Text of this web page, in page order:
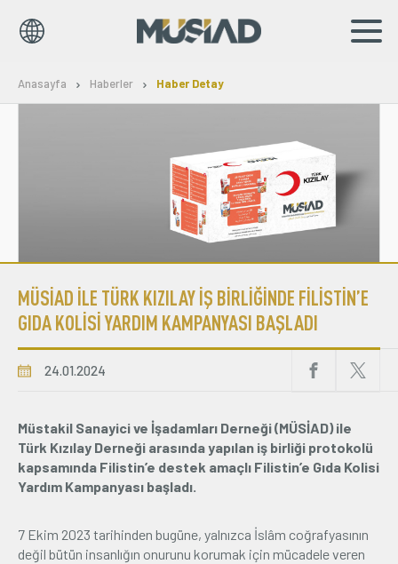
Yayınlar
Sosyal Sorumluluk
Bilgi Merkezi
Üyelik
E-İşlemler
İletişim Hakkımızda Galeri
Anasayfa Haberler Haber Detay
MÜSİAD İLE TÜRK KIZILAY İŞ BİRLİĞİNDE FİLİSTİN’E
GIDA KOLİSİ YARDIM KAMPANYASI BAŞLADI
24.01.2024
Müstakil Sanayici ve İşadamları Derneği (MÜSİAD) ile
Türk Kızılay Derneği arasında yapılan iş birliği protokolü
kapsamında Filistin’e destek amaçlı Filistin’e Gıda Kolisi
Yardım Kampanyası başladı.
7 Ekim 2023 tarihinden bugüne, yalnızca İslâm coğrafyasının
değil bütün insanlığın onurunu korumak için mücadele veren